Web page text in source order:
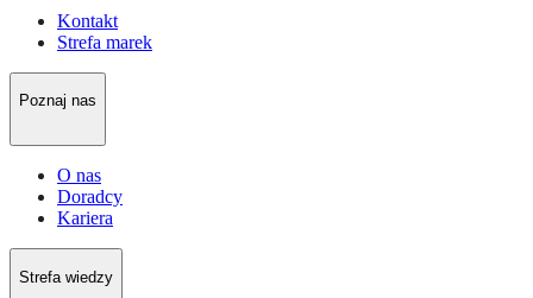
Kontakt
Strefa marek
Poznaj nas
O nas
Doradcy
Kariera
Strefa wiedzy